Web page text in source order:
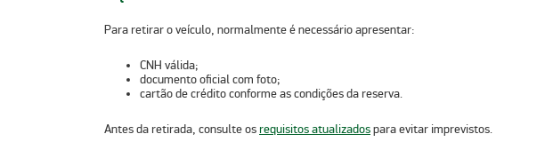
Para retirar o veículo, normalmente é necessário apresentar:
CNH válida;
documento oficial com foto;
cartão de crédito conforme as condições da reserva.
Antes da retirada, consulte osrequisitos atualizadospara evitar imprevistos.